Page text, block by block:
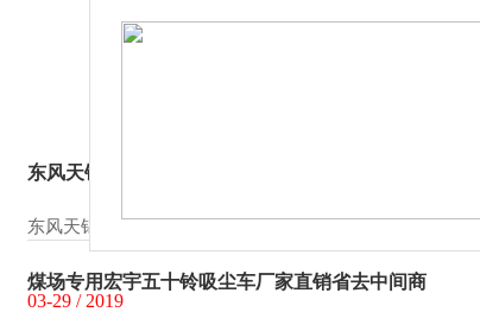
东风天锦10吨吸尘车价格厂价直销
东风天锦10吨吸尘车作为吸尘界的重量级产品，价格自
03-29 / 2019
煤场专用宏宇五十铃吸尘车厂家直销省去中间商